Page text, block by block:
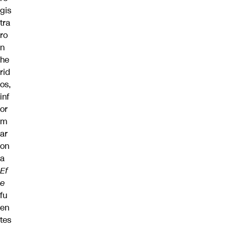
gis
tra
ro
n
he
rid
os,
inf
or
m
ar
on
a
Ef
e
fu
en
tes